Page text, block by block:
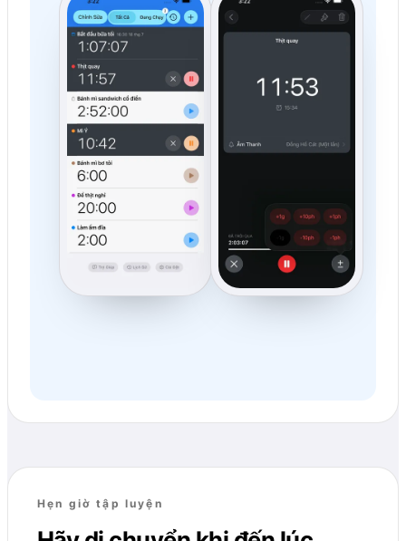
Hẹn giờ tập luyện